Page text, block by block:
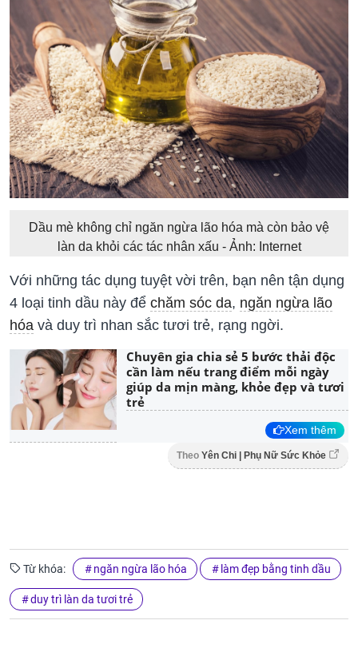
Dầu mè không chỉ ngăn ngừa lão hóa mà còn bảo vệ
làn da khỏi các tác nhân xấu - Ảnh: Internet
Với những tác dụng tuyệt vời trên, bạn nên tận dụng
4 loại tinh dầu này để chăm sóc da, ngăn ngừa lão
hóa và duy trì nhan sắc tươi trẻ, rạng ngời.
Chuyên gia chia sẻ 5 bước thải độc
cần làm nếu trang điểm mỗi ngày
giúp da mịn màng, khỏe đẹp và tươi
trẻ
Xem thêm
Theo Yên Chi | Phụ Nữ Sức Khỏe
Từ khóa: ngăn ngừa lão hóa làm đẹp bằng tinh dầu
duy trì làn da tươi trẻ